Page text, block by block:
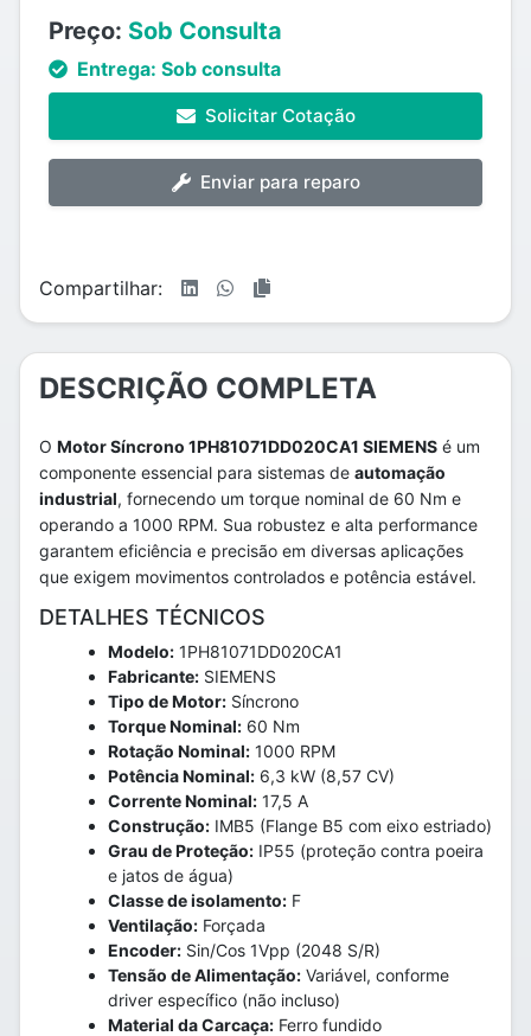
Preço: Sob Consulta
Entrega: Sob consulta
Solicitar Cotação
Enviar para reparo
Compartilhar:
DESCRIÇÃO COMPLETA
O Motor Síncrono 1PH81071DD020CA1 SIEMENS é um
componente essencial para sistemas de automação
industrial, fornecendo um torque nominal de 60 Nm e
operando a 1000 RPM. Sua robustez e alta performance
garantem eficiência e precisão em diversas aplicações
que exigem movimentos controlados e potência estável.
DETALHES TÉCNICOS
Modelo: 1PH81071DD020CA1
Fabricante: SIEMENS
Tipo de Motor: Síncrono
Torque Nominal: 60 Nm
Rotação Nominal: 1000 RPM
Potência Nominal: 6,3 kW (8,57 CV)
Corrente Nominal: 17,5 A
Construção: IMB5 (Flange B5 com eixo estriado)
Grau de Proteção: IP55 (proteção contra poeira
e jatos de água)
Classe de isolamento: F
Ventilação: Forçada
Encoder: Sin/Cos 1Vpp (2048 S/R)
Tensão de Alimentação: Variável, conforme
driver específico (não incluso)
Material da Carcaça: Ferro fundido